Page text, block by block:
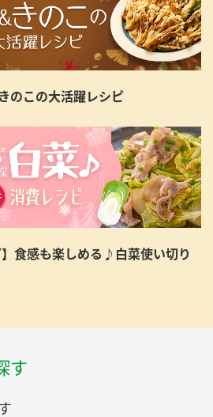
のこの大活躍レシピ
食感も楽しめる♪白菜使い切り
す